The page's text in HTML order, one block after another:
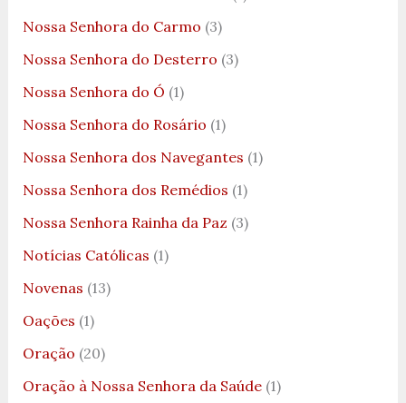
Nossa Senhora do Carmo (3)
Nossa Senhora do Desterro (3)
Nossa Senhora do Ó (1)
Nossa Senhora do Rosário (1)
Nossa Senhora dos Navegantes (1)
Nossa Senhora dos Remédios (1)
Nossa Senhora Rainha da Paz (3)
Notícias Católicas (1)
Novenas (13)
Oações (1)
Oração (20)
Oração à Nossa Senhora da Saúde(1)